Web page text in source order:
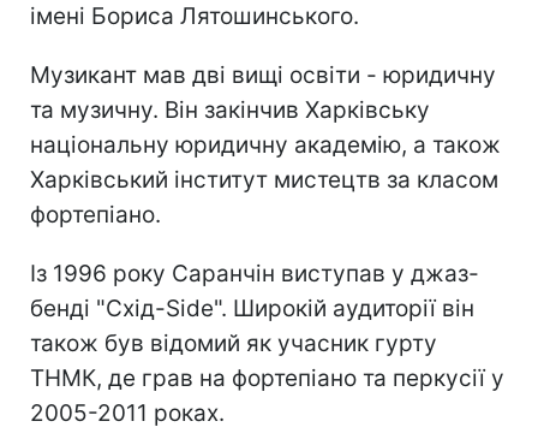
імені Бориса Лятошинського.
Музикант мав дві вищі освіти - юридичну
та музичну. Він закінчив Харківську
національну юридичну академію, а також
Харківський інститут мистецтв за класом
фортепіано.
Із 1996 року Саранчін виступав у джаз-
бенді "Схід-Side". Широкій аудиторії він
також був відомий як учасник гурту
ТНМК, де грав на фортепіано та перкусії у
2005-2011 роках.